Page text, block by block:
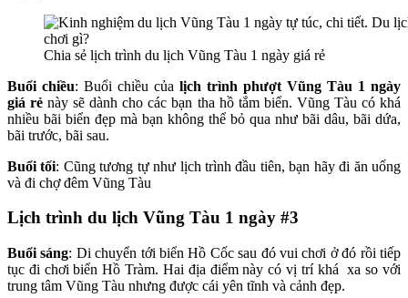
Chia sẻ lịch trình du lịch Vũng Tàu 1 ngày giá rẻ
Buổi chiều: Buổi chiều của lịch trình phượt Vũng Tàu 1 ngày
giá rẻ này sẽ dành cho các bạn tha hồ tắm biển. Vũng Tàu có khá
nhiều bãi biển đẹp mà bạn không thể bỏ qua như bãi dâu, bãi dứa,
bãi trước, bãi sau.
Buổi tối: Cũng tương tự như lịch trình đầu tiên, bạn hãy đi ăn uống
và đi chợ đêm Vũng Tàu
Lịch trình du lịch Vũng Tàu 1 ngày #3
Buổi sáng: Di chuyển tới biển Hồ Cốc sau đó vui chơi ở đó rồi tiếp
tục đi chơi biển Hồ Tràm. Hai địa điểm này có vị trí khá xa so với
trung tâm Vũng Tàu nhưng được cái yên tĩnh và cảnh đẹp.